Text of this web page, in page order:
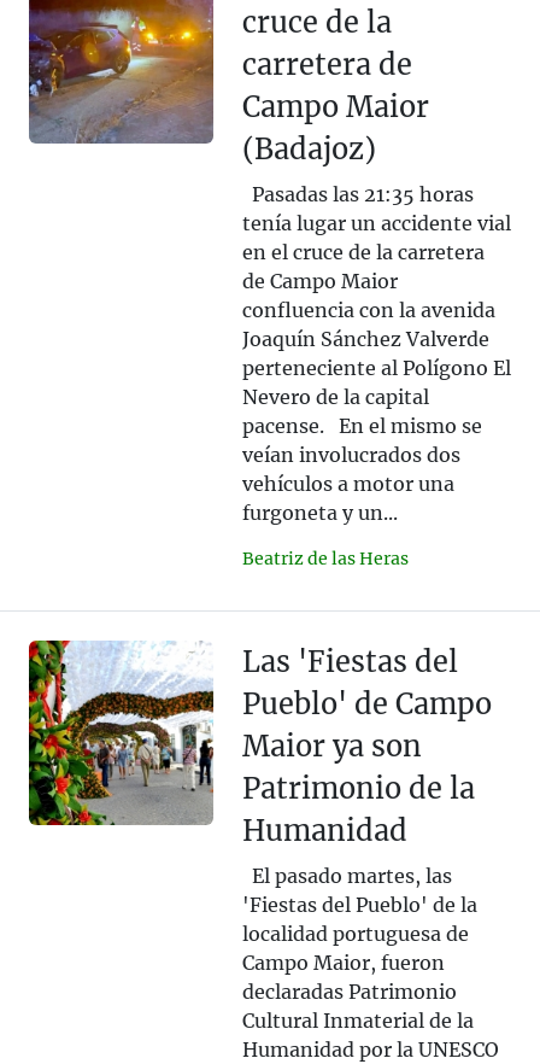
cruce de la
carretera de
Campo Maior
(Badajoz)
Pasadas las 21:35 horas
tenía lugar un accidente vial
en el cruce de la carretera
de Campo Maior
confluencia con la avenida
Joaquín Sánchez Valverde
perteneciente al Polígono El
Nevero de la capital
pacense. En el mismo se
veían involucrados dos
vehículos a motor una
furgoneta y un...
Beatriz de las Heras
Las 'Fiestas del
Pueblo' de Campo
Maior ya son
Patrimonio de la
Humanidad
El pasado martes, las
'Fiestas del Pueblo' de la
localidad portuguesa de
Campo Maior, fueron
declaradas Patrimonio
Cultural Inmaterial de la
Humanidad por la UNESCO